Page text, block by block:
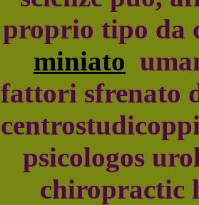
proprio tipo da
miniato
fattori sfrenato
psicologos
chiropractic